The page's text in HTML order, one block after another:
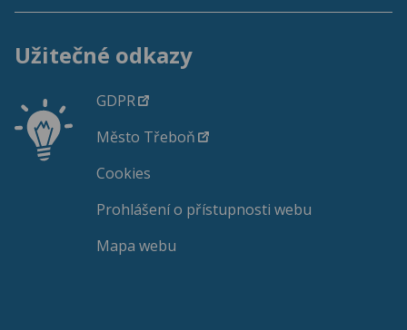
Užitečné odkazy
GDPR
Město Třeboň
Cookies
Prohlášení o přístupnosti webu
Mapa webu